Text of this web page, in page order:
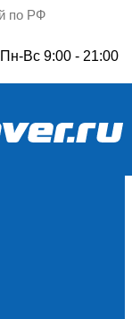
по РФ
Пн-Вс 9:00 - 21:00